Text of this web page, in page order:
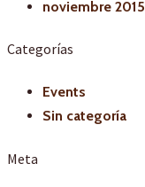
noviembre 2015
Categorías
Events
Sin categoría
Meta